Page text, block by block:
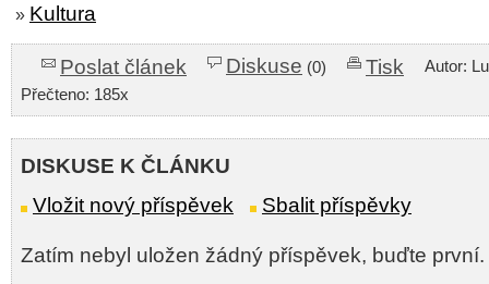
» Kultura
Poslat článek Diskuse (0) Tisk
Autor:
Přečteno: 185x
DISKUSE K ČLÁNKU
Vložit nový příspěvek
Sbalit příspěvky
Zatím nebyl uložen žádný příspěvek, buďte první.